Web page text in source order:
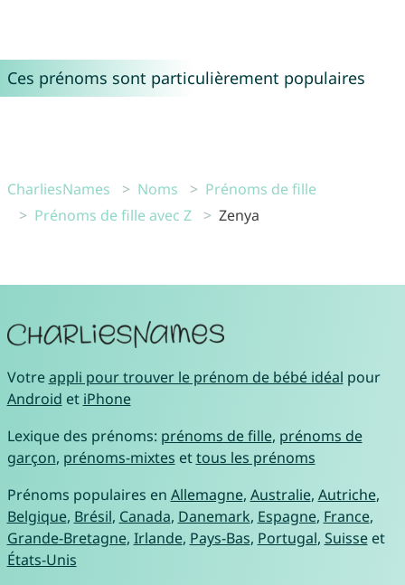
Ces prénoms sont particulièrement populaires
CharliesNames Noms
Prénoms de fille
Prénoms de fille avec Z
Zenya
Votreappli pour trouver le prénom de bébé idéal pour
Android et iPhone
Lexique des prénoms: prénoms de fille, prénoms de
garçon, prénoms-mixtes ettous les prénoms
Prénoms populaires en Allemagne, Australie, Autriche,
Belgique, Brésil, Canada, Danemark, Espagne, France,
Grande-Bretagne, Irlande, Pays-Bas, Portugal, Suisseet
États-Unis